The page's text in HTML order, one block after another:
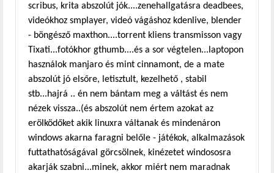
scribus, krita abszolút jók....zenehallgatásra deadbees,
videókhoz smplayer, videó vágáshoz kdenlive, blender
- böngésző maxthon....torrent kliens transmisson vagy
Tixati...fotókhor gthumb....és a sor végtelen...laptopon
használok manjaro és mint cinnamont, de a mate
abszolút jó elsőre, letisztult, kezelhető , stabil
stb...hajrá .. én nem bántam meg a váltást és nem
nézek vissza..(és abszolút nem értem azokat az
erölködőket akik linuxra váltanak és mindenáron
windows akarna faragni belőle - játékok, alkalmazások
futtathatóságával görcsölnek, kinézetet windososra
akarják szabni...minek, akkor miért nem maradnak